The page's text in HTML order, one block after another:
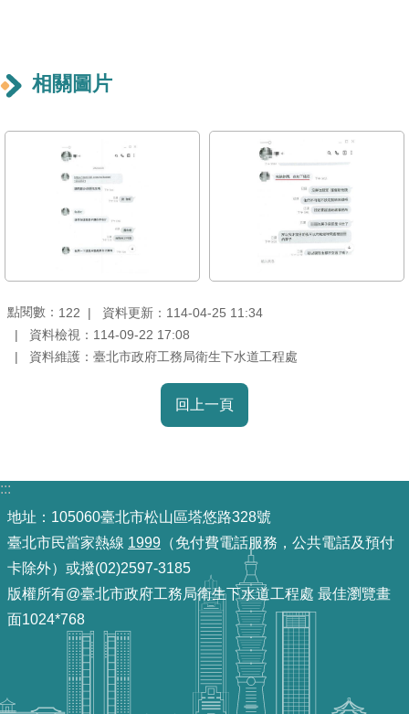
見
統
雙
語
臺
通
政
府
網
開
相關圖片
點閱數： 122
資料更新：114-04-25 11:34
資料檢視：114-09-22 17:08
資料維護：臺北市政府工務局衛生下水道工程處
回上一頁
:::
地址：105060臺北市松山區塔悠路328號
臺北市民當家熱線 1999 （免付費電話服務，公共電話及預付
卡除外）或撥(02)2597-3185
版權所有@臺北市政府工務局衛生下水道工程處 最佳瀏覽畫
面1024*768